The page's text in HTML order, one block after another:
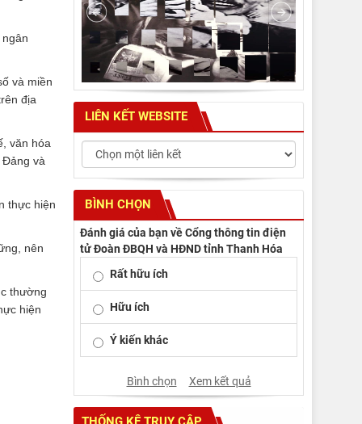
và miền
địa
văn hóa
Đảng và
thực hiện
nên
thường
hiện
LIÊN KẾT WEBSITE
BÌNH CHỌN
Đánh giá của bạn về Cổng thông tin điện
tử Đoàn ĐBQH và HĐND tỉnh Thanh Hóa
Rất hữu ích
Hữu ích
Ý kiến khác
Bình chọn Xem kết quả